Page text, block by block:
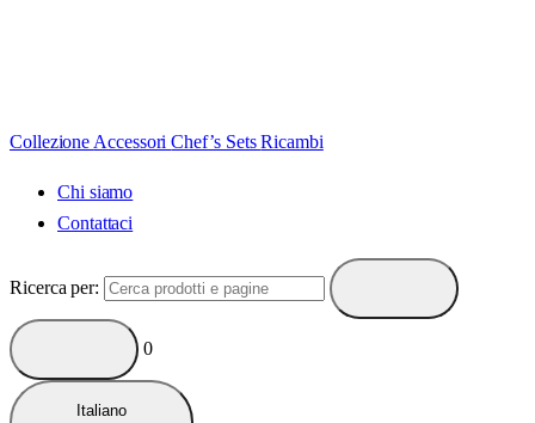
Collezione AccessoriChef’s SetsRicambi
Chi siamo
Contattaci
Ricerca per:
0
Italiano